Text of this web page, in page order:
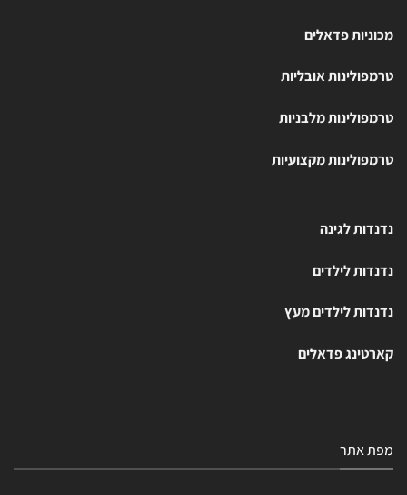
מכוניות פדאלים
טרמפולינות אובליות
טרמפולינות מלבניות
טרמפולינות מקצועיות
נדנדות לגינה
נדנדות לילדים
נדנדות לילדים מעץ
קארטינג פדאלים
מפת אתר